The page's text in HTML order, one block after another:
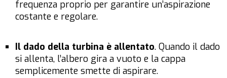
frequenza proprio per garantire un’aspirazione
costante e regolare.
Il dado della turbina è allentato. Quando il dado
si allenta, l’albero gira a vuoto e la cappa
semplicemente smette di aspirare.